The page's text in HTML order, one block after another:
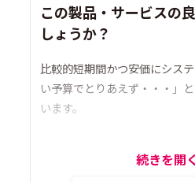
この製品・サービスの
しょうか？
比較的短期間かつ安価にシス
い予算でとりあえず・・・」
います。
続きを開く